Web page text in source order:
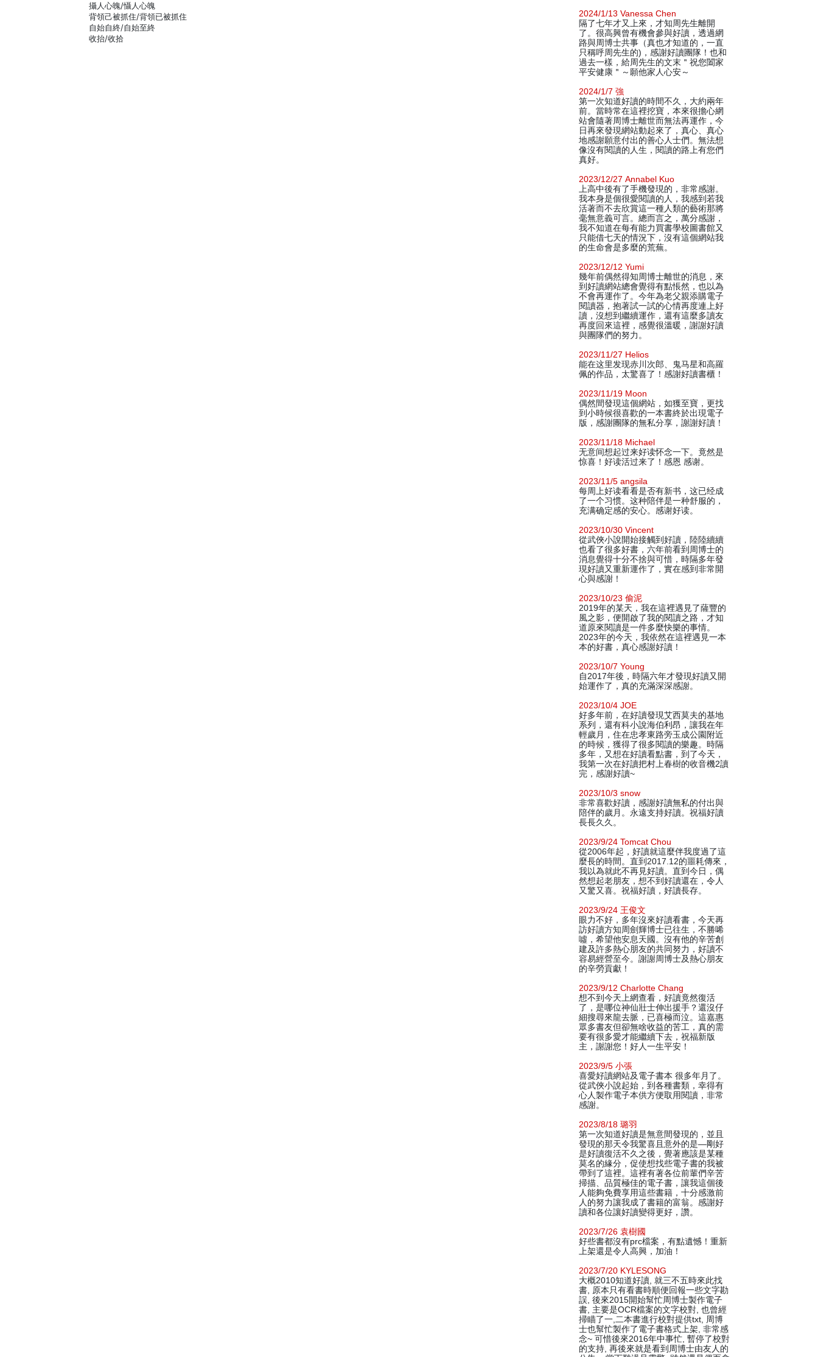
攝人心魄/懾人心魄
背領己被抓住/背領已被抓住
自始自終/自始至終
收抬/收拾
2024/1/13 Vanessa Chen
隔了七年才又上來，才知周先生離開
了。很高興曾有機會參與好讀，透過網
路與周博士共事（真也才知道的，一直
只稱呼周先生的)，感謝好讀團隊！也和
過去一樣，給周先生的文末＂祝您闔家
平安健康＂～願他家人心安～
2024/1/7 強
第一次知道好讀的時間不久，大約兩年
前。當時常在這裡挖寶，本來很擔心網
站會隨著周博士離世而無法再運作，今
日再來發現網站動起來了，真心、真心
地感謝願意付出的善心人士們。無法想
像沒有閱讀的人生，閱讀的路上有您們
真好。
2023/12/27 Annabel Kuo
上高中後有了手機發現的，非常感謝。
我本身是個很愛閱讀的人，我感到若我
活著而不去欣賞這一種人類的藝術那將
毫無意義可言。總而言之，萬分感謝，
我不知道在每有能力買書學校圖書館又
只能借七天的情況下，沒有這個網站我
的生命會是多麼的荒蕪。
2023/12/12 Yumi
幾年前偶然得知周博士離世的消息，來
到好讀網站總會覺得有點悵然，也以為
不會再運作了。今年為老父親添購電子
閱讀器，抱著試一試的心情再度連上好
讀，沒想到繼續運作，還有這麼多讀友
再度回來這裡，感覺很溫暖，謝謝好讀
與團隊們的努力。
2023/11/27 Helios
能在这里发现赤川次郎、鬼马星和高羅
佩的作品，太驚喜了！感謝好讀書櫃！
2023/11/19 Moon
偶然間發現這個網站，如獲至寶，更找
到小時候很喜歡的一本書終於出現電子
版，感謝團隊的無私分享，謝謝好讀！
2023/11/18 Michael
无意间想起过来好读怀念一下。竟然是
惊喜！好读活过来了！感恩 感谢。
2023/11/5 angsila
每周上好读看看是否有新书，这已经成
了一个习惯。这种陪伴是一种舒服的，
充满确定感的安心。感谢好读。
2023/10/30 Vincent
從武俠小說開始接觸到好讀，陸陸續續
也看了很多好書，六年前看到周博士的
消息覺得十分不捨與可惜，時隔多年發
現好讀又重新運作了，實在感到非常開
心與感謝！
2023/10/23 偷泥
2019年的某天，我在這裡遇見了薩豐的
風之影，便開啟了我的閱讀之路，才知
道原來閱讀是一件多麼快樂的事情。
2023年的今天，我依然在這裡遇見一本
本的好書，真心感謝好讀！
2023/10/7 Young
自2017年後，時隔六年才發現好讀又開
始運作了，真的充滿深深感謝。
2023/10/4 JOE
好多年前，在好讀發現艾西莫夫的基地
系列，還有科小說海伯利昂，讓我在年
輕歲月，住在忠孝東路旁玉成公園附近
的時候，獲得了很多閱讀的樂趣。時隔
多年，又想在好讀看點書，到了今天，
我第一次在好讀把村上春樹的收音機2讀
完，感謝好讀~
2023/10/3 snow
非常喜歡好讀，感謝好讀無私的付出與
陪伴的歲月。永遠支持好讀。祝福好讀
長長久久。
2023/9/24 Tomcat Chou
從2006年起，好讀就這麼伴我度過了這
麼長的時間。直到2017.12的噩耗傳來，
我以為就此不再見好讀。直到今日，偶
然想起老朋友，想不到好讀還在，令人
又驚又喜。祝福好讀，好讀長存。
2023/9/24 王俊文
眼力不好，多年沒來好讀看書，今天再
訪好讀方知周劍輝博士已往生，不勝唏
噓，希望他安息天國。沒有他的辛苦創
建及許多熱心朋友的共同努力，好讀不
容易經營至今。謝謝周博士及熱心朋友
的辛勞貢獻！
2023/9/12 Charlotte Chang
想不到今天上網查看，好讀竟然復活
了，是哪位神仙壯士伸出援手？還沒仔
細搜尋來龍去脈，已喜極而泣。這嘉惠
眾多書友但卻無啥收益的苦工，真的需
要有很多愛才能繼續下去，祝福新版
主，謝謝您！好人一生平安！
2023/9/5 小張
喜愛好讀網站及電子書本 很多年月了。
從武俠小說起始，到各種書類，幸得有
心人製作電子本供方便取用閱讀，非常
感謝。
2023/8/18 璐羽
第一次知道好讀是無意間發現的，並且
發現的那天令我驚喜且意外的是—剛好
是好讀復活不久之後，覺著應該是某種
莫名的緣分，促使想找些電子書的我被
帶到了這裡。這裡有著各位前輩們辛苦
掃描、品質極佳的電子書，讓我這個後
人能夠免費享用這些書籍，十分感激前
人的努力讓我成了書籍的富翁。感謝好
讀和各位讓好讀變得更好，讚。
2023/7/26 袁樹國
好些書都沒有prc檔案，有點遺憾！重新
上架還是令人高興，加油！
2023/7/20 KYLESONG
大概2010知道好讀, 就三不五時來此找
書, 原本只有看書時順便回報一些文字勘
誤, 後來2015開始幫忙周博士製作電子
書, 主要是OCR檔案的文字校對, 也曾經
掃瞄了一,二本書進行校對提供txt, 周博
士也幫忙製作了電子書格式上架, 非常感
念~ 可惜後來2016年中事忙, 暫停了校對
的支持, 再後來就是看到周博士由友人的